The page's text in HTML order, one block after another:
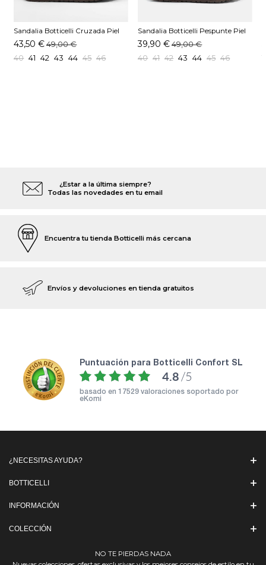
Sandalia Botticelli Cruzada Piel
Cepillado Moka
43,50 € 49,00 €
40 41 42 43 44 45 46
Sandalia Botticelli Pespunte Piel
Cepillado Moka
39,90 € 49,00 €
40 41 42 43 44 45 46
¿Estar a la última siempre?
Todas las novedades en tu email
Encuentra tu tienda Botticelli más cercana
Envíos y devoluciones en tienda gratuitos
puntuación para Botticelli Confort SL
4.8 /5
basado en 17529 valoraciones soportado por
eKomi
¿NECESITAS AYUDA?
BOTTICELLI
INFORMACIÓN
COLECCIÓN
NO TE PIERDAS NADA